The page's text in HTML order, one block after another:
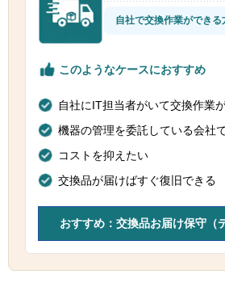
自社で交換作業ができる
このようなケースにおすすめ
自社にIT担当者がいて交換作業
機器の管理を委託している会社
コストを抑えたい
交換品が届けばすぐ復旧できる
おすすめ：交換品お届け保守（